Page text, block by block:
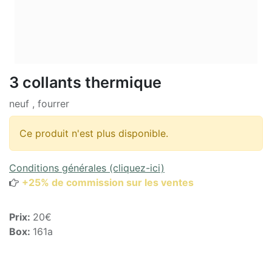
3 collants thermique
neuf , fourrer
Ce produit n'est plus disponible.
Conditions générales (cliquez-ici)
+25% de commission sur les ventes
Prix: 20€
Box: 161a